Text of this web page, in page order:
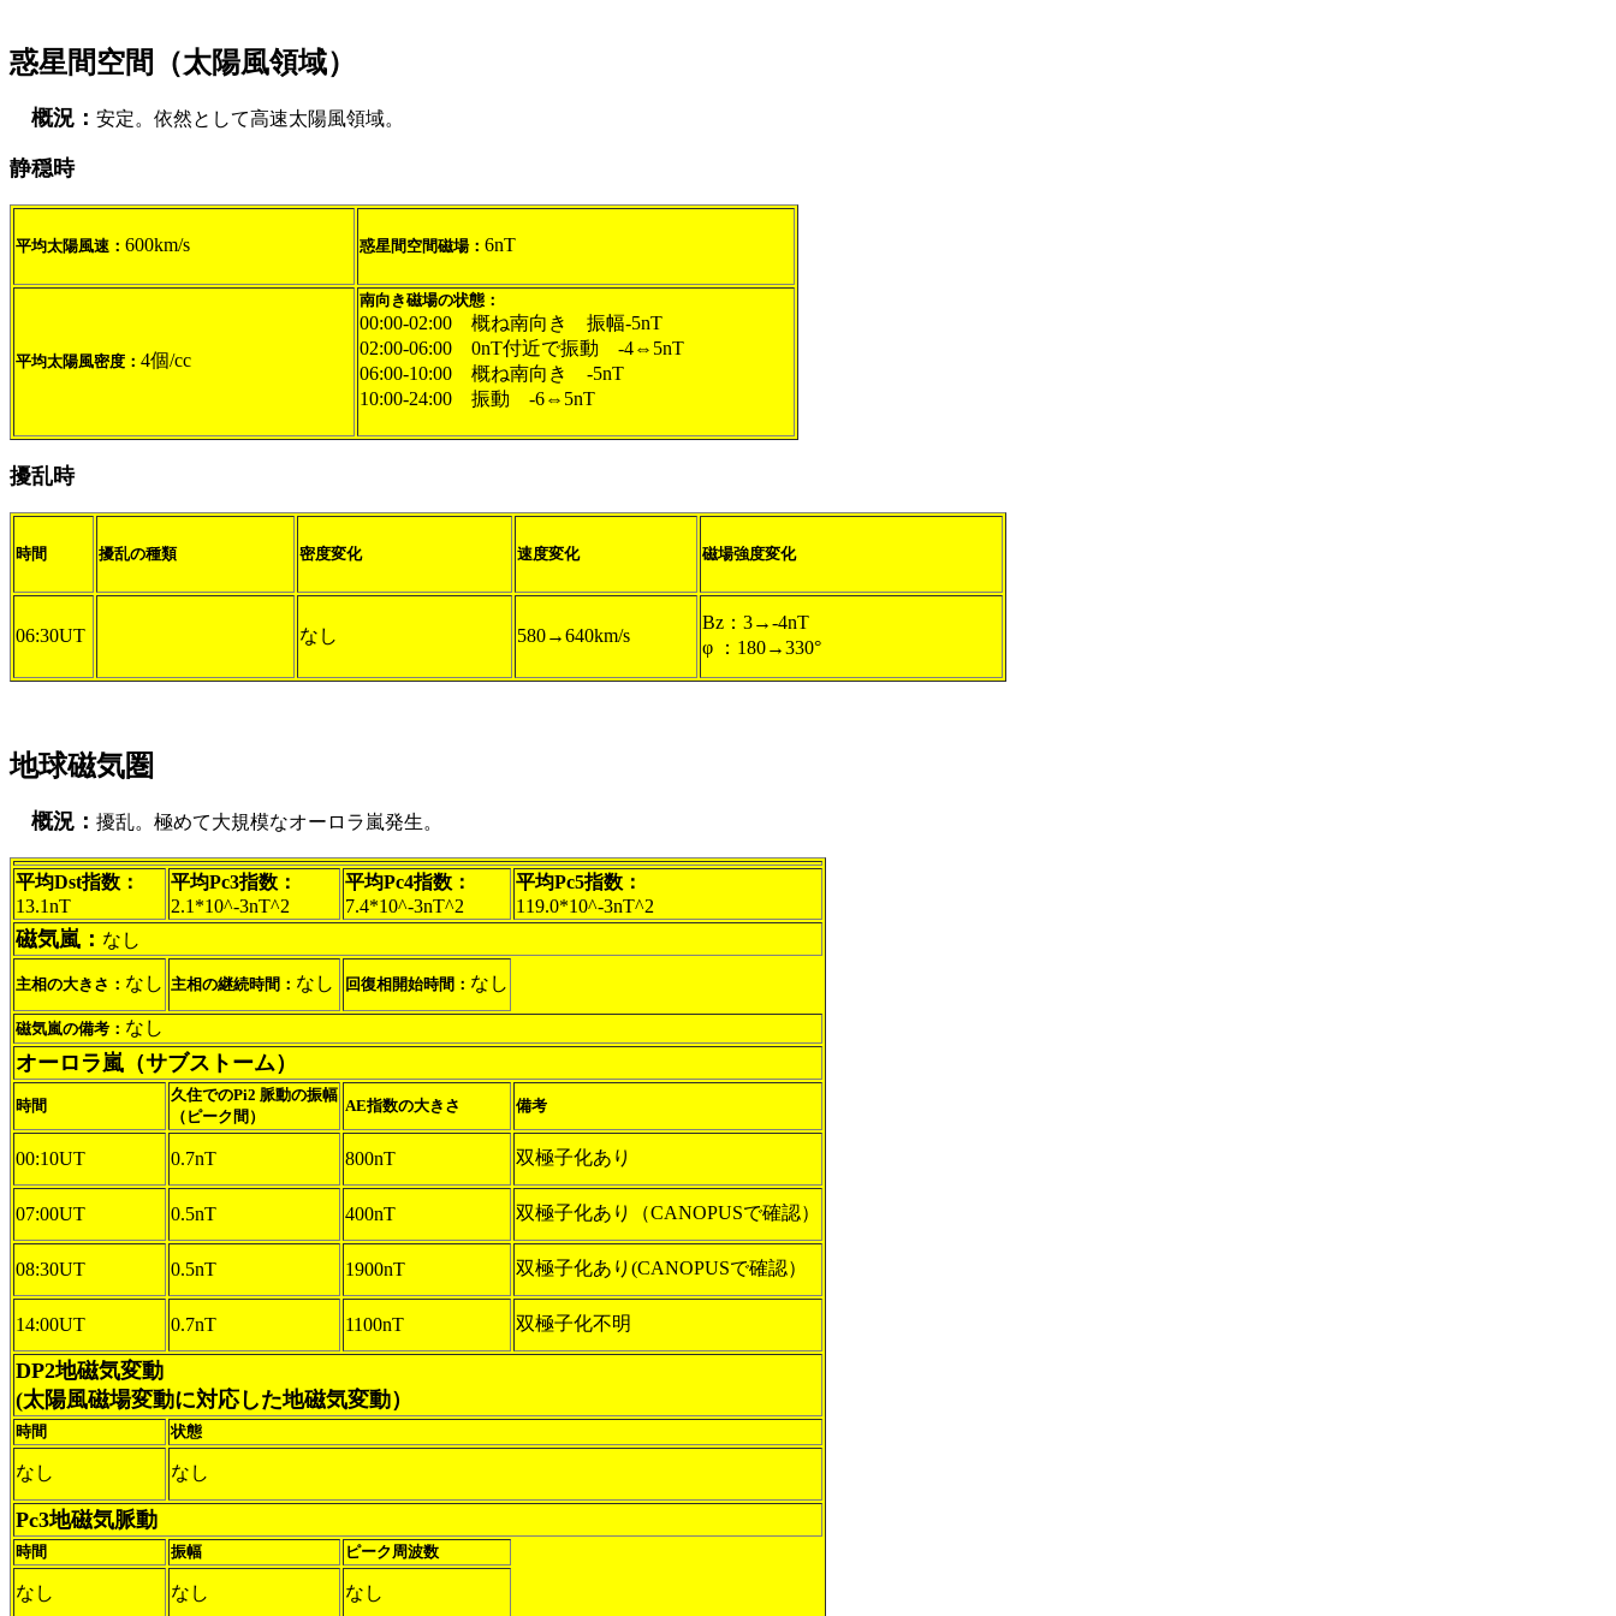
惑星間空間（太陽風領域）
概況： 安定。依然として高速太陽風領域。
静穏時
平均太陽風速： 600km/s 惑星間空間磁場： 6nT
平均太陽風密度： 4個/cc
南向き磁場の状態：
00:00-02:00 概ね南向き 振幅-5nT
02:00-06:00 0nT付近で振動 -4⇔5nT
06:00-10:00 概ね南向き -5nT
10:00-24:00 振動 -6⇔5nT
擾乱時
時間 擾乱の種類 密度変化 速度変化 磁場強度変化
06:30UT なし 580→640km/s
Bz：3→-4nT
φ ：180→330°
地球磁気圏
概況： 擾乱。極めて大規模なオーロラ嵐発生。
平均Dst指数：
13.1nT
平均Pc3指数：
2.1*10^-3nT^2
平均Pc4指数：
7.4*10^-3nT^2
平均Pc5指数：
119.0*10^-3nT^2
磁気嵐： なし
主相の大きさ： なし 主相の継続時間： なし 回復相開始時間： なし
磁気嵐の備考： なし
オーロラ嵐（サブストーム）
時間
久住でのPi2 脈動の振幅
（ピーク間）
AE指数の大きさ 備考
00:10UT 0.7nT 800nT 双極子化あり
07:00UT 0.5nT 400nT 双極子化あり（CANOPUSで確認）
08:30UT 0.5nT 1900nT 双極子化あり(CANOPUSで確認）
14:00UT 0.7nT 1100nT 双極子化不明
DP2地磁気変動
(太陽風磁場変動に対応した地磁気変動）
時間 状態
なし なし
Pc3地磁気脈動
時間 振幅 ピーク周波数
なし なし なし